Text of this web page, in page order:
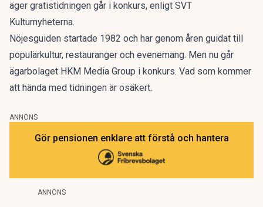
äger gratistidningen går i konkurs, enligt SVT
Kulturnyheterna.
Nöjesguiden startade 1982 och har genom åren guidat till
populärkultur, restauranger och evenemang. Men nu går
ägarbolaget HKM Media Group i konkurs. Vad som kommer
att hända med tidningen är osäkert.
ANNONS
Gör pensionen enklare att förstå och hantera
ANNONS